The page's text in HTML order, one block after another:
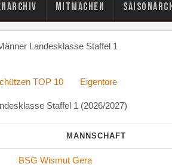
Mitmachen
Landesklasse Staffel 1
TOP 10 Eigentore
Staffel 1 (2026/2027)
MANNSCHAFT
BSG Wismut Gera